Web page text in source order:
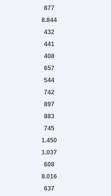
877
8.844
432
441
408
657
544
742
897
883
745
1.450
1.037
608
8.016
637